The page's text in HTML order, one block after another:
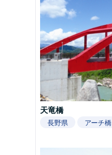
天竜橋
長野県 アーチ橋